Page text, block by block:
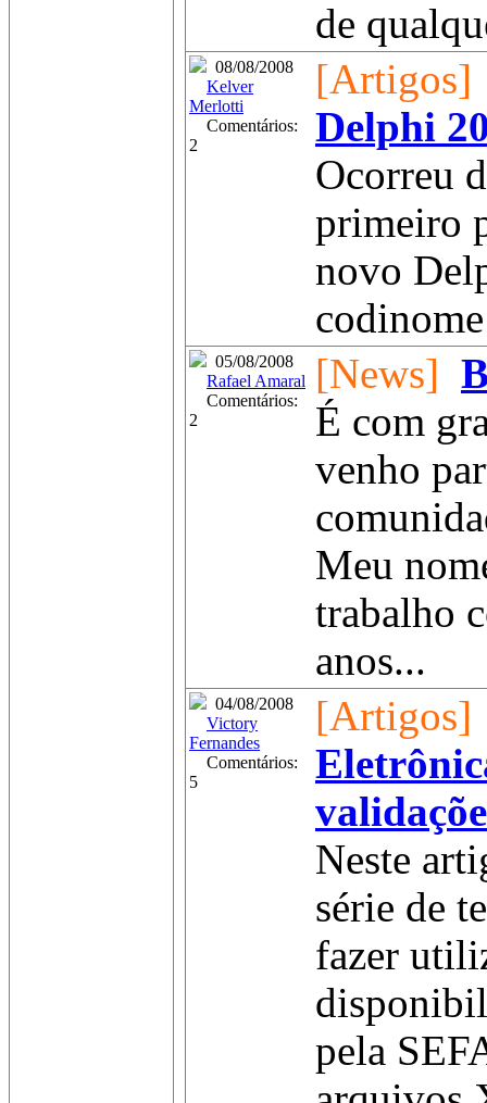
de
08/08/2008
Kelver
Merlotti
Comentários:
2
[Artigos]
Delphi
Ocorreu
primeiro
novo
05/08/2008
Rafael Amaral
Comentários:
2
[News]
É com
venho
Meu
trabalho
anos...
04/08/2008
Victory
Fernandes
Comentários:
5
[Artigos]
Neste
série de
fazer
pela